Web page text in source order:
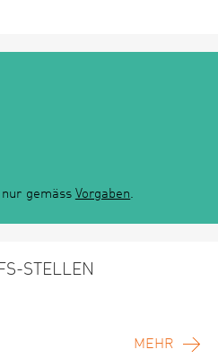
gemäss Vorgaben.
STELLEN
MEHR